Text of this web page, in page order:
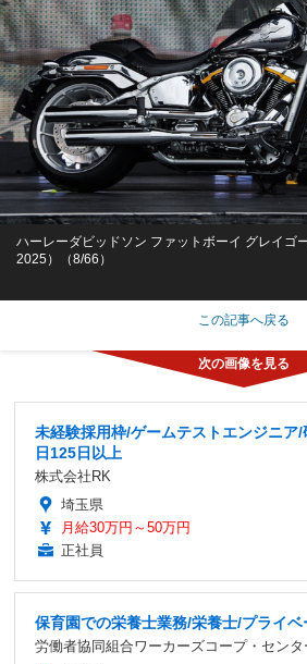
ハーレーダビッドソン ファットボーイ グレイゴ
2025）（8/66）
この記事へ戻る
未経験採用枠/ゲームテストエンジニア
日125日以上
株式会社RK
埼玉県
月給30万円～50万円
正社員
保育園での栄養士業務/栄養士/プライ
労働者協同組合ワーカーズコープ・センタ